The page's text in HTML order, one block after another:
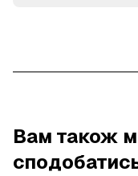
Вам також